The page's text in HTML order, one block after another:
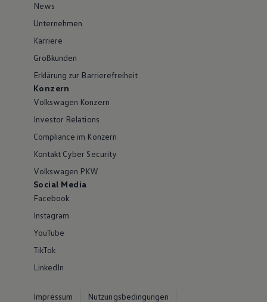
News
Unternehmen
Karriere
Großkunden
Erklärung zur Barrierefreiheit
Konzern
Volkswagen Konzern
Investor Relations
Compliance im Konzern
Kontakt Cyber Security
Volkswagen PKW
Social Media
Facebook
Instagram
YouTube
TikTok
LinkedIn
Impressum
Nutzungsbedingungen